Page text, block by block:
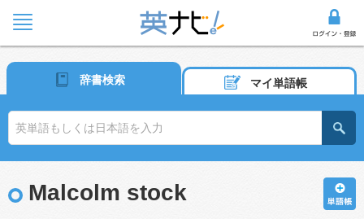
辞書検索 マイ単語帳
Malcolm stock